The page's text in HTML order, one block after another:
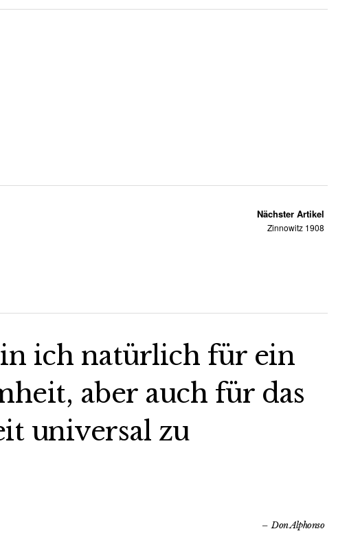
Nächster Artikel
Zinnowitz 1908
ich natürlich für ein
aber auch für das
universal zu
Don Alphonso